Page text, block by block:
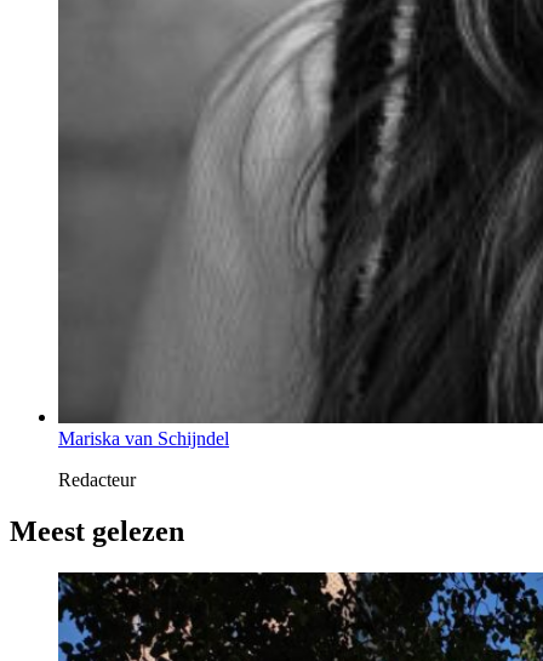
Mariska van Schijndel
Redacteur
Meest gelezen